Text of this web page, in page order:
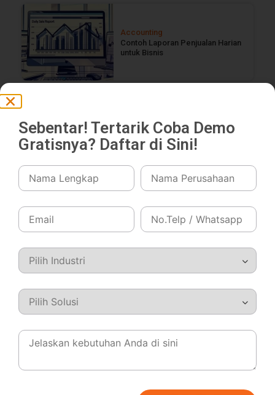
Accounting
Contoh Laporan Penjualan Harian
untuk Bisnis
Inventory Aging: Contoh Report,
Rumus & Template Excel
Berita Terpopuler
Accounting
Sebentar! Tertarik Coba Demo
Gratisnya? Daftar di Sini!